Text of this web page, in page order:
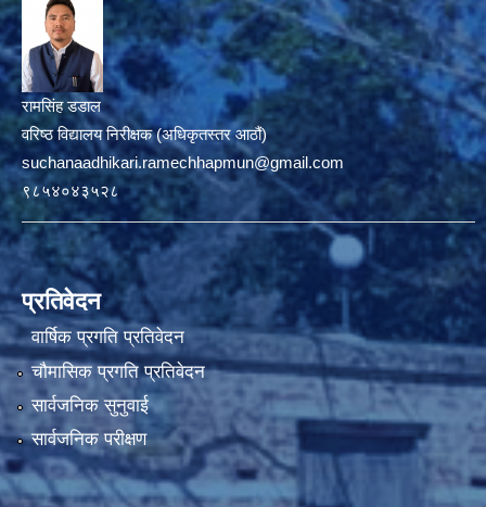
रामसिंह डडाल
वरिष्ठ विद्यालय निरीक्षक (अधिकृतस्तर आठौं)
suchanaadhikari.ramechhapmun@gmail.com
९८५४०४३५२८
प्रतिवेदन
वार्षिक प्रगति प्रतिवेदन
चौमासिक प्रगति प्रतिवेदन
सार्वजनिक सुनुवाई
सार्वजनिक परीक्षण